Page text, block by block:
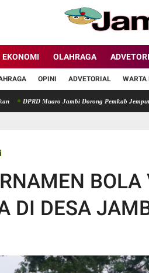
EKONOMI OLAHRAGA
OPINI ADVETORIAL WARTA
Muaro Jambi Dorong Pemkab Jemput Bola ke
BOLA
DI DESA